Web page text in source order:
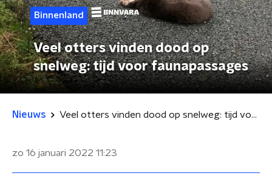
Binnenland
Veel otters vinden dood op
snelweg: tijd voor faunapassages
Nieuws Veel otters vinden dood op snelweg: tijd voor faunapassages
zo 16 januari 2022 11:23